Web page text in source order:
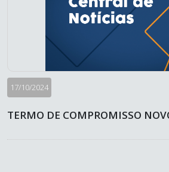
17/10/2024
TERMO DE COMPROMISSO